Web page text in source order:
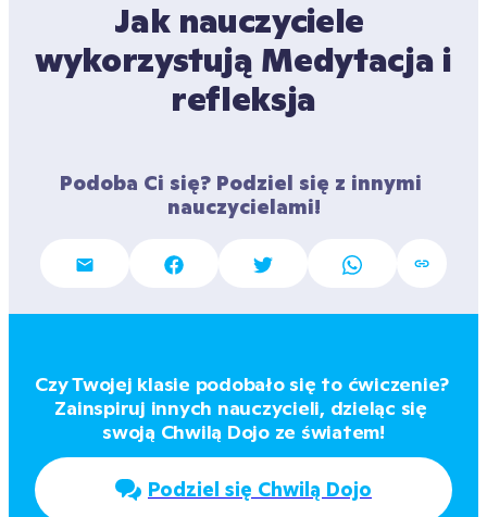
Jak nauczyciele
wykorzystują Medytacja i
refleksja
Podoba Ci się? Podziel się z innymi
nauczycielami!
Czy Twojej klasie podobało się to ćwiczenie?
Zainspiruj innych nauczycieli, dzieląc się
swoją Chwilą Dojo ze światem!
Podziel się Chwilą Dojo